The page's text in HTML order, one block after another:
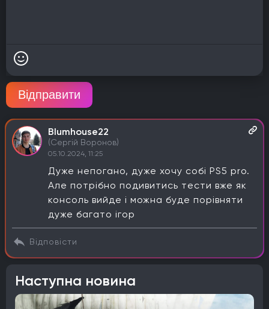
Відправити
Blumhouse22
(Сергій Воронов)
05.10.2024, 11:25
Дуже непогано, дуже хочу собі PS5 pro.
Але потрібно подивитись тести вже як
консоль вийде і можна буде порівняти
дуже багато ігор
Відповісти
Наступна новина